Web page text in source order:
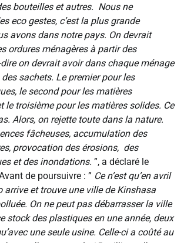
bouteilles et autres. Nous ne
eco gestes, c’est la plus grande
avons dans notre pays. On devrait
ordures ménagères à partir des
dire on devrait avoir dans chaque ménage
sachets. Le premier pour les
le second pour les matières
le troisième pour les matières solides. Ce
Alors, on rejette toute dans la nature.
fâcheuses, accumulation des
provocation des érosions, des
et des inondations. ”, a déclaré le
de poursuivre : ” Ce n’est qu’en avril
arrive et trouve une ville de Kinshasa
On ne peut pas débarrasser la ville
stock des plastiques en une année, deux
une seule usine. Celle-ci a coûté au